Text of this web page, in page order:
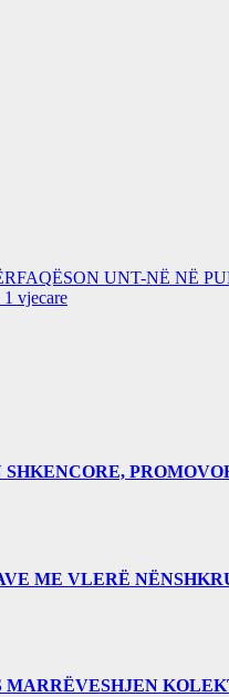
UNT-NË NË
vjecare
ME VLERË
MARRËVESHJEN